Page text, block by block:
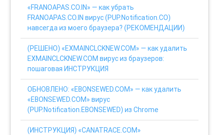
«FRANOAPAS.CO.IN» — как убрать
FRANOAPAS.CO.IN вирус (PUP.Notification.CO)
навсегда из моего браузера? (РЕКОМЕНДАЦИИ)
(РЕШЕНО) «EXMAINCLCKNEW.COM» — как удалить
EXMAINCLCKNEW.COM вирус из браузеров:
пошаговая ИНСТРУКЦИЯ
ОБНОВЛЕНО: «EBONSEWED.COM» — как удалить
«EBONSEWED.COM» вирус
(PUP.Notification.EBONSEWED) из Chrome
(ИНСТРУКЦИЯ) «CANATRACE.COM»